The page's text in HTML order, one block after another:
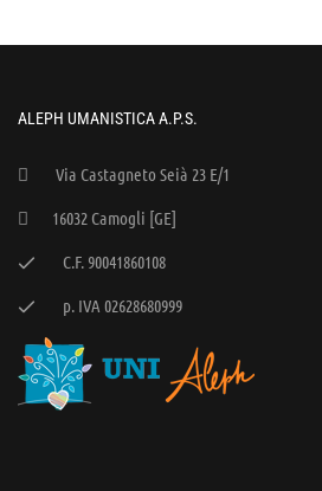
ALEPH UMANISTICA A.P.S.
Via Castagneto Seià 23 E/1
16032 Camogli [GE]
C.F. 90041860108
p. IVA 02628680999